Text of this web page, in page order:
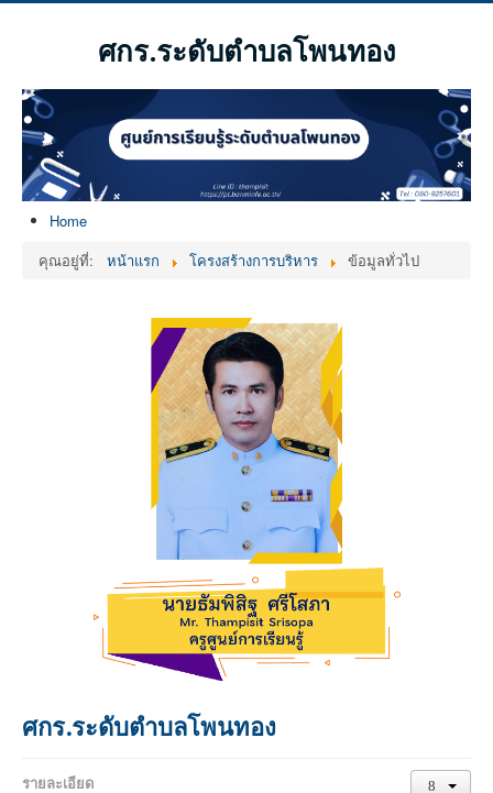
ศกร.ระดับตำบลโพนทอง
Home
คุณอยู่ที่:
หน้าแรก โครงสร้างการบริหาร ข้อมูลทั่วไป
ศกร.ระดับตำบลโพนทอง
รายละเอียด